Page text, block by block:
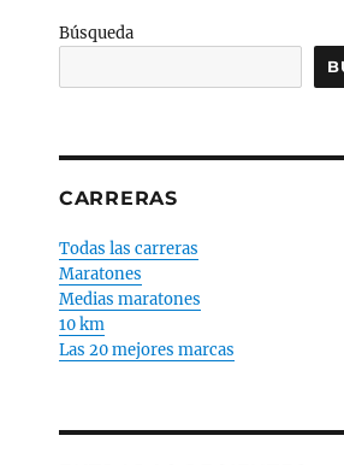
Búsqueda
CARRERAS
Todas las carreras
Maratones
Medias maratones
10 km
Las 20 mejores marcas